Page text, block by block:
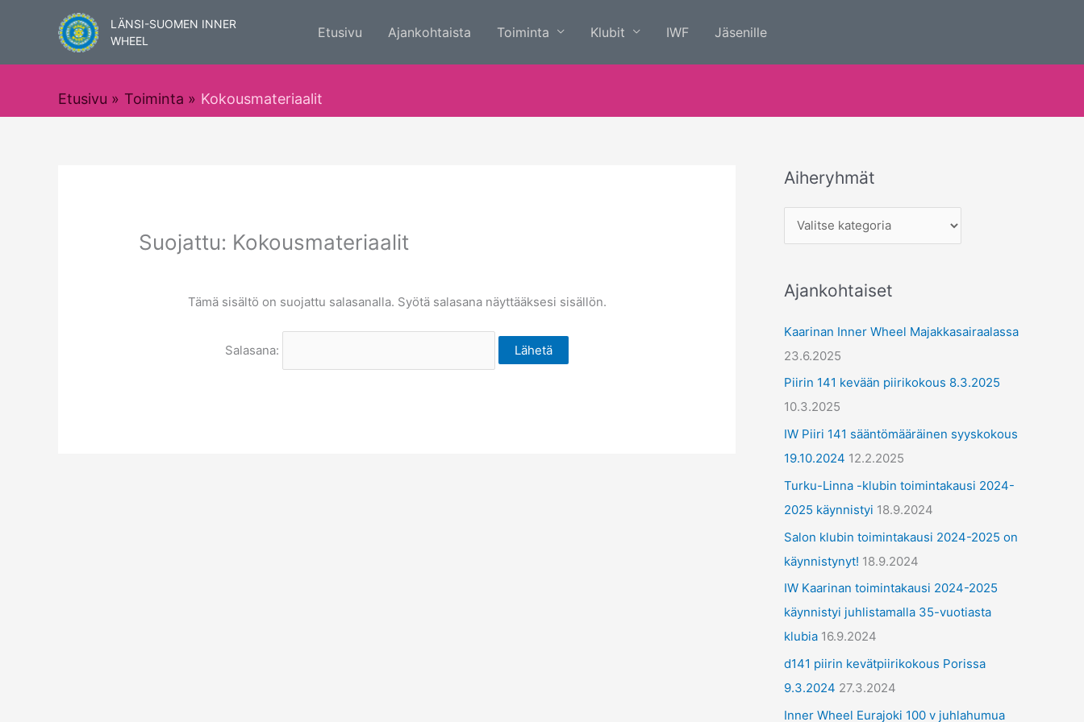
LÄNSI-SUOMEN INNER
WHEEL
Etusivu Ajankohtaista Toiminta Klubit IWF Jäsenille
Etusivu Toiminta Kokousmateriaalit
Suojattu: Kokousmateriaalit
Tämä sisältö on suojattu salasanalla. Syötä salasana näyttääksesi sisällön.
Salasana:
Aiheryhmät
A
e
y
Ajankohtaiset
Kaarinan Inner Wheel Majakkasairaalassa
23.6.2025
Piirin 141 kevään piirikokous 8.3.2025
10.3.2025
IW Piiri 141 sääntömääräinen syyskokous
19.10.2024 12.2.2025
Turku-Linna -klubin toimintakausi 2024-
2025 käynnistyi 18.9.2024
Salon klubin toimintakausi 2024-2025 on
käynnistynyt! 18.9.2024
IW Kaarinan toimintakausi 2024-2025
käynnistyi juhlistamalla 35-vuotiasta
klubia 16.9.2024
d141 piirin kevätpiirikokous Porissa
9.3.2024 27.3.2024
Inner Wheel Eurajoki 100 v juhlahumua